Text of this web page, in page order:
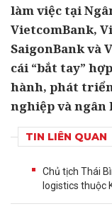
làm việc tại
VietcomBank,
SaigonBank và
cái “bắt tay”
hành, phát
nghiệp và ngân
TIN LIÊN QUAN
Chủ tịch Thái
logistics thuộc